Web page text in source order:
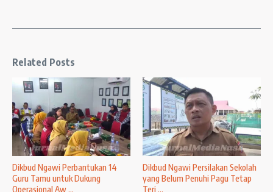
Related Posts
Dikbud Ngawi Perbantukan 14
Guru Tamu untuk Dukung
Operasional Aw ...
Dikbud Ngawi Persilakan Sekolah
yang Belum Penuhi Pagu Tetap
Teri ...